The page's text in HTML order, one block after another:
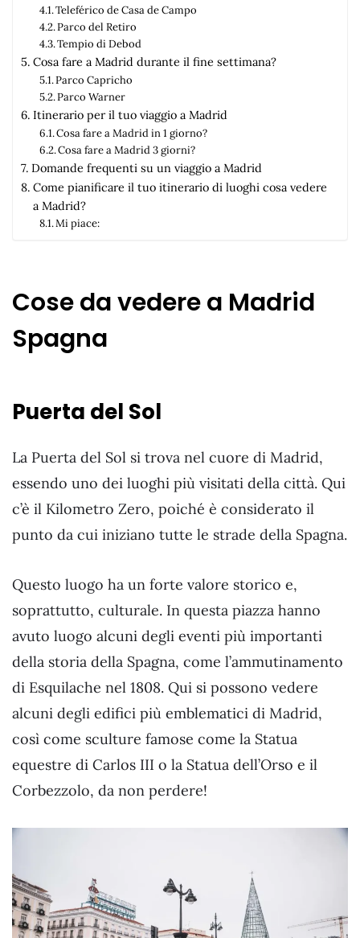
Teleférico de Casa de Campo
Parco del Retiro
Tempio di Debod
Cosa fare a Madrid durante il fine settimana?
Parco Capricho
Parco Warner
Itinerario per il tuo viaggio a Madrid
Cosa fare a Madrid in 1 giorno?
Cosa fare a Madrid 3 giorni?
Domande frequenti su un viaggio a Madrid
Come pianificare il tuo itinerario di luoghi cosa vedere
a Madrid?
Mi piace:
Cose da vedere a Madrid
Spagna
Puerta del Sol
La Puerta del Sol si trova nel cuore di Madrid,
essendo uno dei luoghi più visitati della città. Qui
c’è il Kilometro Zero, poiché è considerato il
punto da cui iniziano tutte le strade della Spagna.
Questo luogo ha un forte valore storico e,
soprattutto, culturale. In questa piazza hanno
avuto luogo alcuni degli eventi più importanti
della storia della Spagna, come l’ammutinamento
di Esquilache nel 1808. Qui si possono vedere
alcuni degli edifici più emblematici di Madrid,
così come sculture famose come la Statua
equestre di Carlos III o la Statua dell’Orso e il
Corbezzolo, da non perdere!